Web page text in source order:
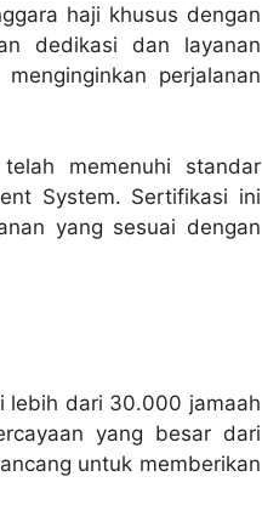
haji khusus dengan
dedikasi dan layanan
perjalanan
memenuhi standar
System. Sertifikasi ini
yang sesuai dengan
lebih dari 30.000 jamaah
yang besar dari
untuk memberikan